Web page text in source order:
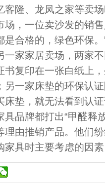
隆、龙凤之家等卖场
，一位卖沙发的销
合格的，绿色环保
一家家居卖场，两家
书复印在一张白纸上
另一家床垫的环保认
床垫，就无法看到认
牌都打出“甲醛释
理由推销产品。他们
家具时主要考虑的因